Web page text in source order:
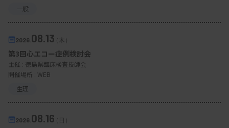
一般
2026. 08.13（木）
第3回心エコー症例検討会
主催 : 徳島県臨床検査技師会
開催場所 : WEB
生理
2026. 08.16（日）